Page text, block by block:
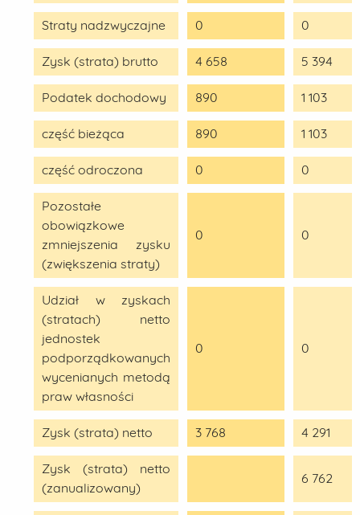
Straty nadzwyczajne 0 0
Zysk (strata) brutto 4 658 5 394
Podatek dochodowy 890 1 103
część bieżąca 890 1 103
część odroczona 0 0
Pozostałe
obowiązkowe
zmniejszenia zysku
(zwiększenia straty)
0 0
Udział w zyskach
(stratach) netto
jednostek
podporządkowanych
wycenianych metodą
praw własności
0 0
Zysk (strata) netto 3 768 4 291
Zysk (strata) netto
(zanualizowany)
6 762